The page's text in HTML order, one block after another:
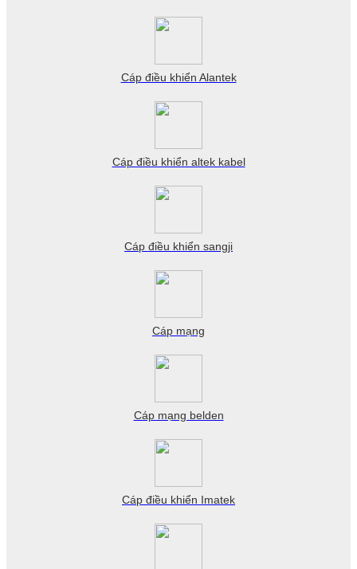
Cáp điều khiển Alantek
Cáp điều khiển altek kabel
Cáp điều khiển sangji
Cáp mạng
Cáp mạng belden
Cáp điều khiển Imatek